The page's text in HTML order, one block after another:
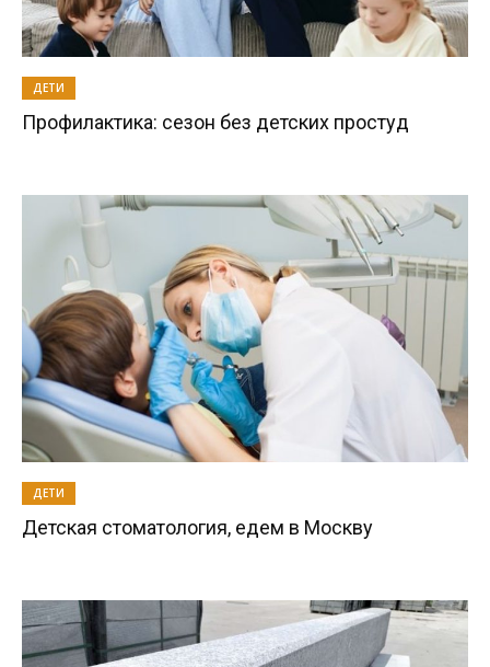
ДЕТИ
Профилактика: сезон без детских простуд
ДЕТИ
Детская стоматология, едем в Москву